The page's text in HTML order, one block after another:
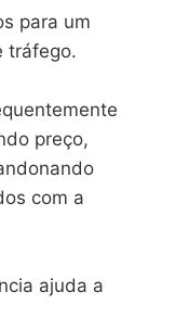
para um
tráfego.
preço,
com a
ajuda a